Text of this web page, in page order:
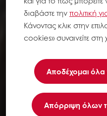
διαβάστε τηνπολιτική
Κάνοντας κλικ στην
cookies» συναινείτε
Αποδέχομαι
Aπόρριψη όλων